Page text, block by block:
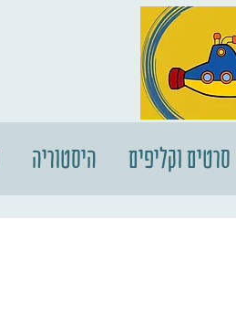
היסטוריה סרטים וקליפים